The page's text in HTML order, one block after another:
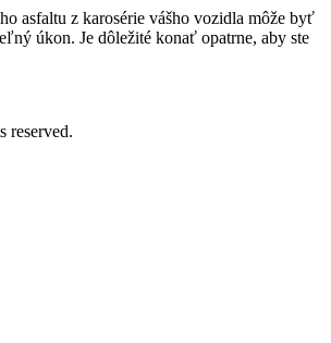
asfaltu z karosérie vášho vozidla môže byť
úkon. Je dôležité konať opatrne, aby ste
reserved.